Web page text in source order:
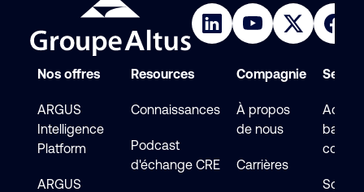
Nos offres
ARGUS
Intelligence
Platform
ARGUS
Resources
Connaissances
Podcast
d'échange CRE
Compagnie
À propos
de nous
Carrières
base